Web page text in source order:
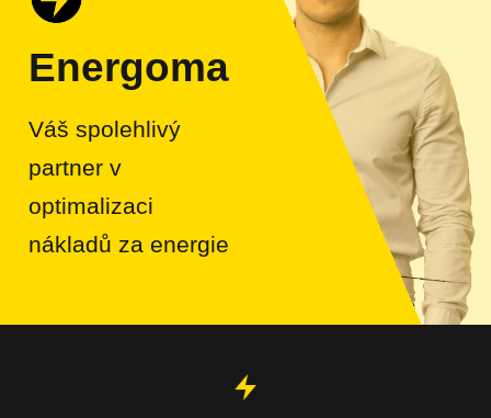
Energoma
Váš spolehlivý
partner v
optimalizaci
nákladů za energie